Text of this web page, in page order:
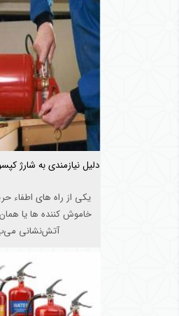
دلیل نیازمندی به شارژ
یکی از راه های اطفاء
خاموش کننده ها یا
آتش‌نشانی